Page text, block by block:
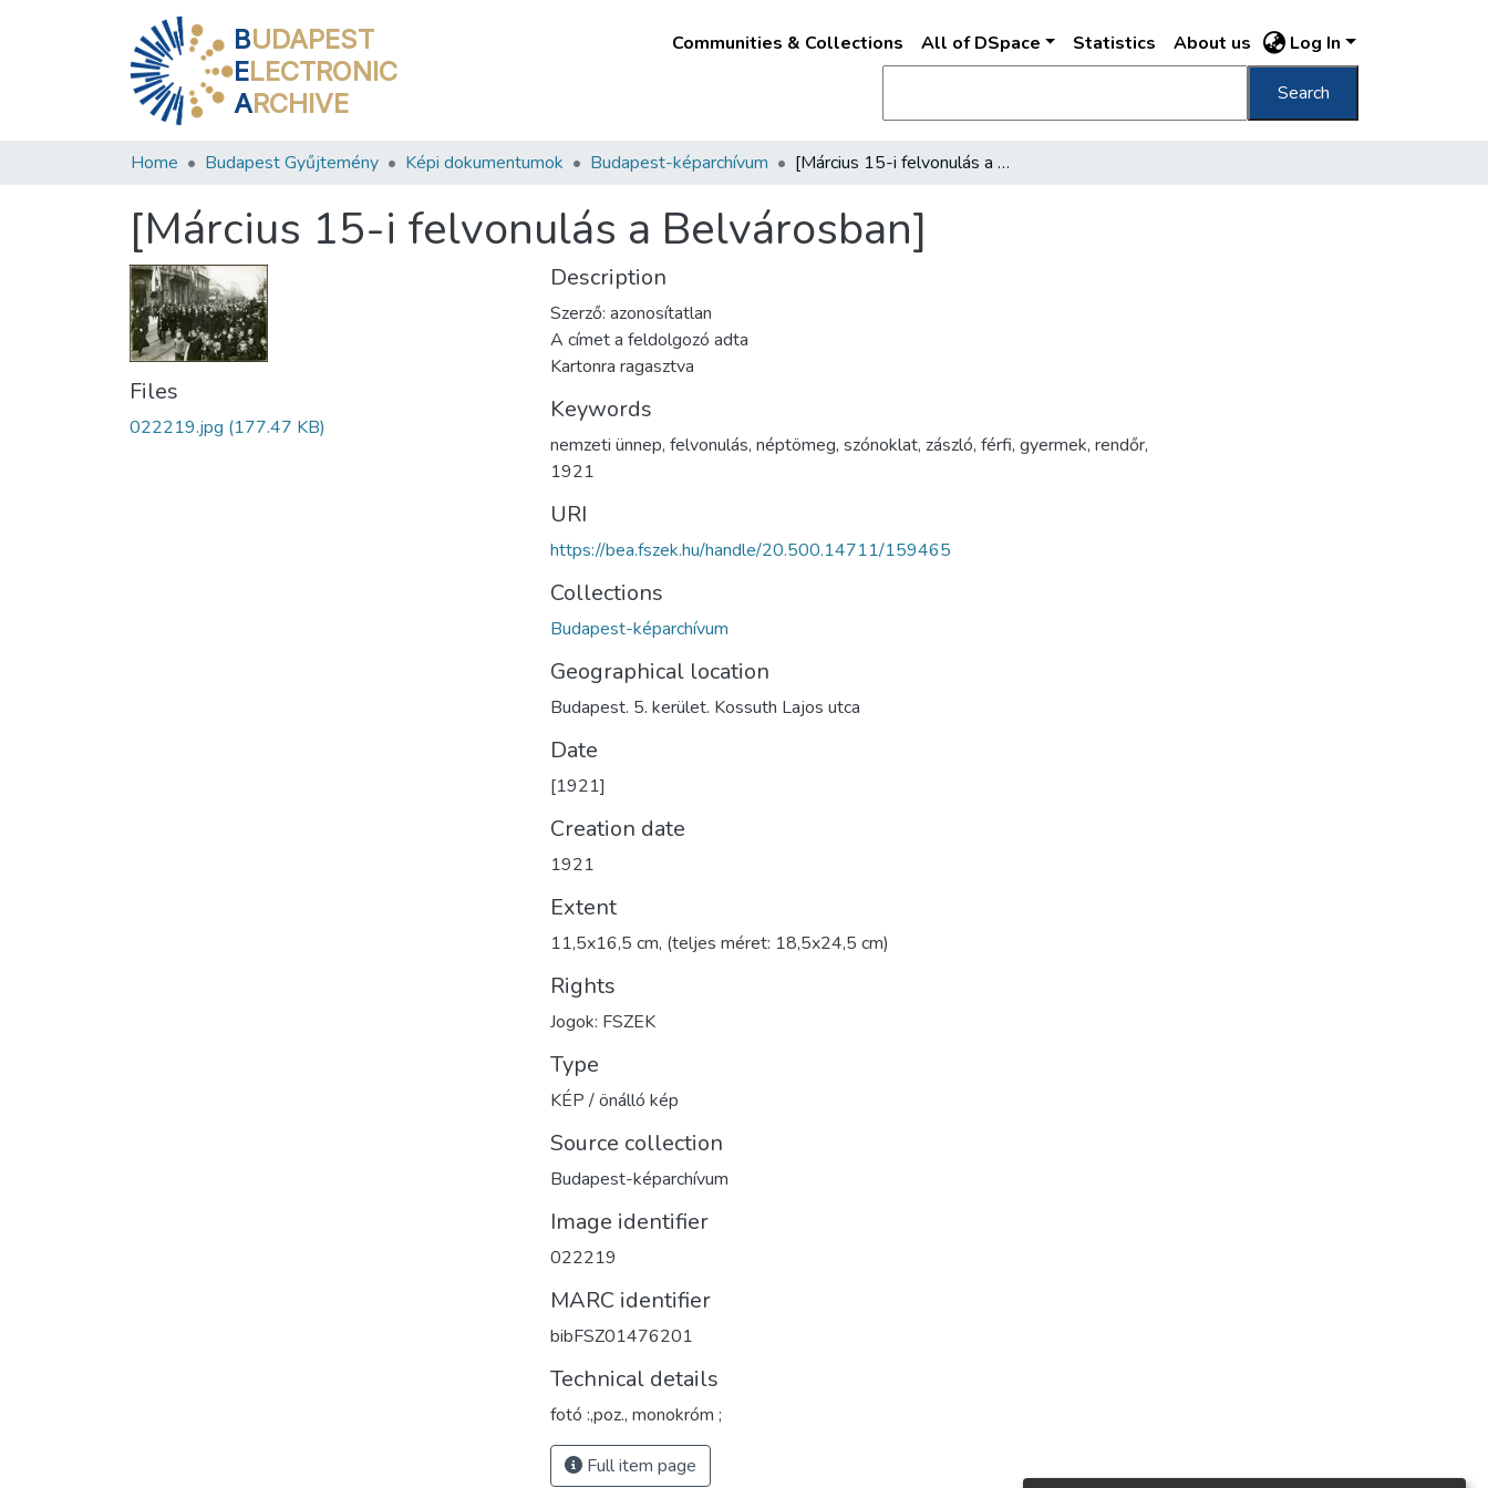
BUDAPEST
ELECTRONIC
ARCHIVE
Communities & Collections All of DSpace Statistics About us Log In
Search
Home Budapest Gyűjtemény Képi dokumentumok Budapest-képarchívum [Március 15-i felvonulás a Belvárosban]
[Március 15-i felvonulás a Belvárosban]
Files
022219.jpg (177.47 KB)
Description
Szerző: azonosítatlan
A címet a feldolgozó adta
Kartonra ragasztva
Keywords
nemzeti ünnep, felvonulás, néptömeg, szónoklat, zászló, férfi, gyermek, rendőr,
1921
URI
https://bea.fszek.hu/handle/20.500.14711/159465
Collections
Budapest-képarchívum
Geographical location
Budapest. 5. kerület. Kossuth Lajos utca
Date
[1921]
Creation date
1921
Extent
11,5x16,5 cm, (teljes méret: 18,5x24,5 cm)
Rights
Jogok: FSZEK
Type
KÉP / önálló kép
Source collection
Budapest-képarchívum
Image identifier
022219
MARC identifier
bibFSZ01476201
Technical details
fotó :,poz., monokróm ;
Full item page